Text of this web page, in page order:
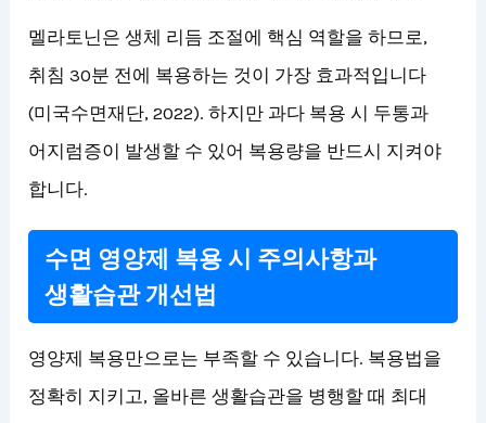
멜라토닌은 생체 리듬 조절에 핵심 역할을 하므로,
취침 30분 전에 복용하는 것이 가장 효과적입니다
(미국수면재단, 2022). 하지만 과다 복용 시 두통과
어지럼증이 발생할 수 있어 복용량을 반드시 지켜야
합니다.
수면 영양제 복용 시 주의사항과
생활습관 개선법
영양제 복용만으로는 부족할 수 있습니다. 복용법을
정확히 지키고, 올바른 생활습관을 병행할 때 최대